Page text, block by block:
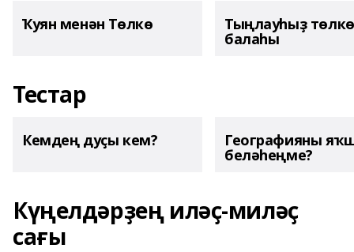
Ҡуян менән Төлкө Тыңлауһыҙ төлкө
балаһы
Тестар
Кемдең дуҫы кем? Географияны
беләһеңме?
Күңелдәрҙең иләҫ-миләҫ
сағы